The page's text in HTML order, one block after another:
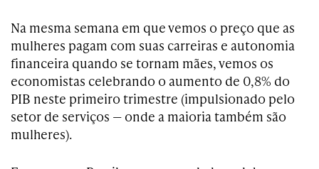
Na mesma semana em que vemos o preço que as
mulheres pagam com suas carreiras e autonomia
financeira quando se tornam mães, vemos os
economistas celebrando o aumento de 0,8% do
PIB neste primeiro trimestre (impulsionado pelo
setor de serviços — onde a maioria também são
mulheres).